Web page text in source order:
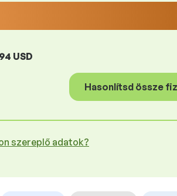
USD
Hasonlítsd össze
szereplő adatok?